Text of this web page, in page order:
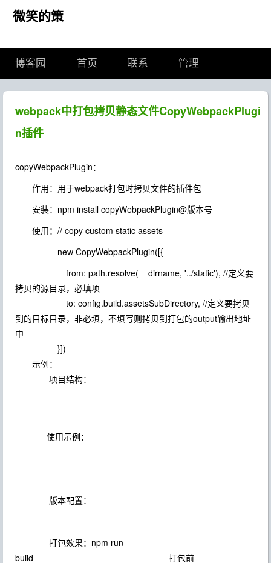
微笑的策
博客园 首页 联系 管理
webpack中打包拷贝静态文件CopyWebpackPlugi
n插件
copyWebpackPlugin：
作用：用于webpack打包时拷贝文件的插件包
安装：npm install copyWebpackPlugin@版本号
使用：// copy custom static assets
new CopyWebpackPlugin([{
from: path.resolve(__dirname, '../static'), //定义要
拷贝的源目录，必填项
to: config.build.assetsSubDirectory, //定义要拷贝
到的目标目录，非必填，不填写则拷贝到打包的output输出地址
中
}])
示例：
项目结构：
使用示例：
版本配置：
打包效果：npm run
build 打包前